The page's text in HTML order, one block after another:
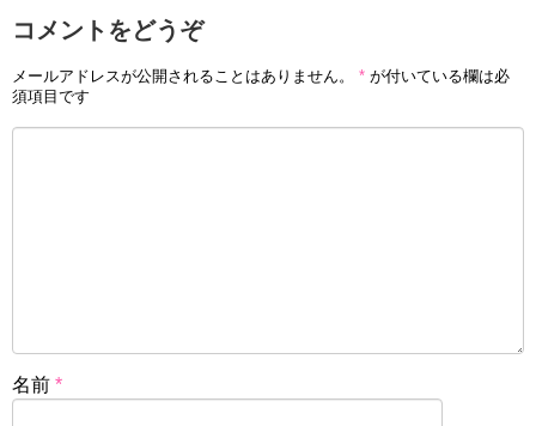
コメントをどうぞ
メールアドレスが公開されることはありません。 * が付いている欄は必
須項目です
名前 *